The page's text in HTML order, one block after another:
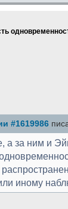
#1619986
а за ним и
иному